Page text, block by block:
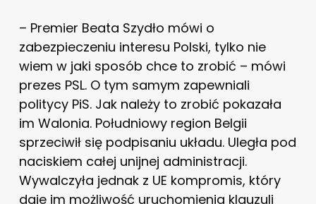
– Premier Beata Szydło mówi o
zabezpieczeniu interesu Polski, tylko nie
wiem w jaki sposób chce to zrobić – mówi
prezes PSL. O tym samym zapewniali
politycy PiS. Jak należy to zrobić pokazała
im Walonia. Południowy region Belgii
sprzeciwił się podpisaniu układu. Uległa pod
naciskiem całej unijnej administracji.
Wywalczyła jednak z UE kompromis, który
daje im możliwość uruchomienia klauzuli